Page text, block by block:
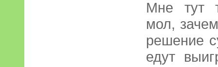
Мне тут
мол,
решение
едут